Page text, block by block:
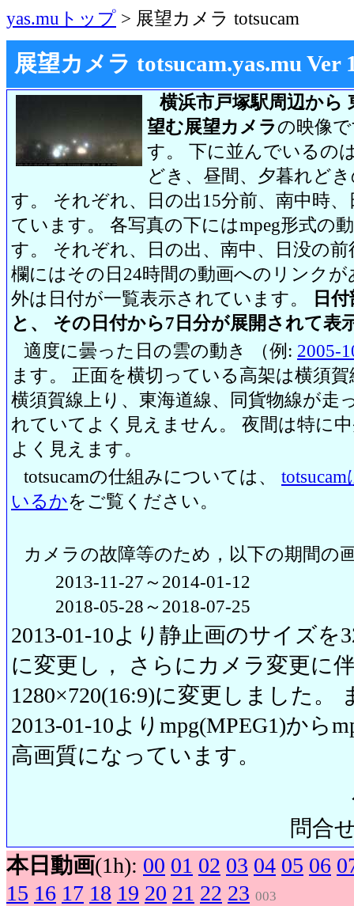
yas.muトップ > 展望カメラ totsucam
展望カメラ totsucam.yas.mu Ver
横浜市戸塚駅周辺から
望む展望カメラの映像
す。 下に並んでいるの
どき、昼間、夕暮れど
す。 それぞれ、日の出15分前、南中時
ています。 各写真の下にはmpeg形式の
す。 それぞれ、日の出、南中、日没の
欄にはその日24時間の動画へのリンク
外は日付が一覧表示されています。
日
と、 その日付から7日分が展開されて表
適度に曇った日の雲の動き （例: 2005-
ます。 正面を横切っている高架は横須
横須賀線上り、東海道線、同貨物線が走
れていてよく見えません。 夜間は特に
よく見えます。
totsucamの仕組みについては、
いるかをご覧ください。
カメラの故障等のため，以下の期間の
2013-11-27～2014-01-12
2018-05-28～2018-07-25
2013-01-10より静止画のサイズを
に変更し， さらにカメラ変更に
1280×720(16:9)に変更しました。
2013-01-10よりmpg(MPEG1)から
高画質になっています。
問合
本日動画(1h): 00 01 02 03 04 05 06
15 16 17 18 19 20 21 22 23 003